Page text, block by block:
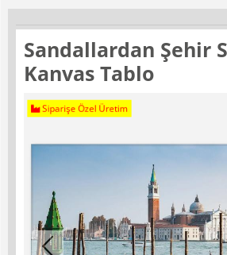
Sandallardan Şehir
Kanvas Tablo
Siparişe Özel Üretim